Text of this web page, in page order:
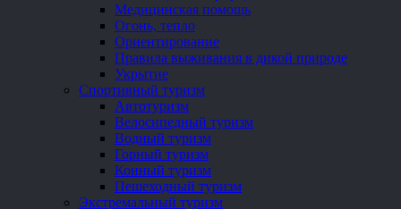
Медицинская помощь
Огонь, тепло
Ориентирование
Правила выживания в дикой природе
Укрытие
Спортивный туризм
Автотуризм
Велосипедный туризм
Водный туризм
Горный туризм
Конный туризм
Пешеходный туризм
Экстремальный туризм